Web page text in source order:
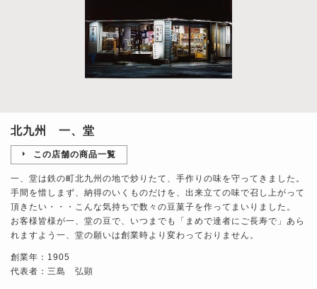
北九州 一、堂
この店舗の商品一覧
一、堂は鉄の町北九州の地で炒りたて、手作りの味を守ってきました。
手間を惜しまず、納得のいくものだけを、出来立ての味で召し上がって
頂きたい・・・こんな気持ちで数々の豆菓子を作ってまいりました。
お客様皆様が一、堂の豆で、いつまでも「まめで達者にご長寿で」あら
れますよう一、堂の願いは創業時より変わっておりません。
創業年：1905
代表者：三島 弘顕